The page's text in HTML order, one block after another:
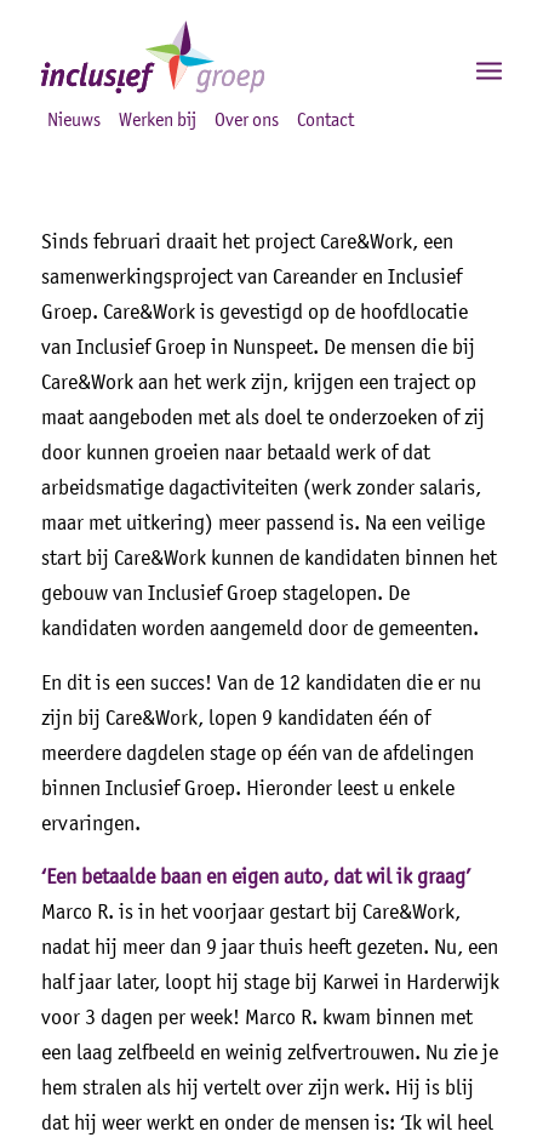
Nieuws Werken bij Over ons Contact
Sinds februari draait het project Care&Work, een
samenwerkingsproject van Careander en Inclusief
Groep. Care&Work is gevestigd op de hoofdlocatie
van Inclusief Groep in Nunspeet. De mensen die bij
Care&Work aan het werk zijn, krijgen een traject op
maat aangeboden met als doel te onderzoeken of zij
door kunnen groeien naar betaald werk of dat
arbeidsmatige dagactiviteiten (werk zonder salaris,
maar met uitkering) meer passend is. Na een veilige
start bij Care&Work kunnen de kandidaten binnen het
gebouw van Inclusief Groep stagelopen. De
kandidaten worden aangemeld door de gemeenten.
En dit is een succes! Van de 12 kandidaten die er nu
zijn bij Care&Work, lopen 9 kandidaten één of
meerdere dagdelen stage op één van de afdelingen
binnen Inclusief Groep. Hieronder leest u enkele
ervaringen.
‘Een betaalde baan en eigen auto, dat wil ik graag’
Marco R. is in het voorjaar gestart bij Care&Work,
nadat hij meer dan 9 jaar thuis heeft gezeten. Nu, een
half jaar later, loopt hij stage bij Karwei in Harderwijk
voor 3 dagen per week! Marco R. kwam binnen met
een laag zelfbeeld en weinig zelfvertrouwen. Nu zie je
hem stralen als hij vertelt over zijn werk. Hij is blij
dat hij weer werkt en onder de mensen is: ‘Ik wil heel